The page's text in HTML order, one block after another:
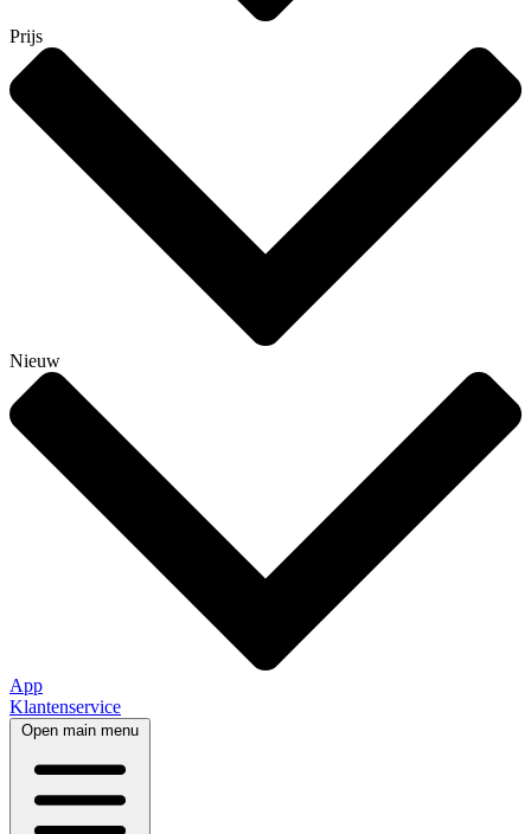
Prijs
Nieuw
App
Klantenservice
Open main menu